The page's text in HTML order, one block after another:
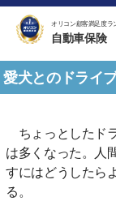
オリコン顧客満足度ラ
自動車保険
愛犬とのドライ
ちょっとしたド
は多くなった。人
すにはどうしたら
る。